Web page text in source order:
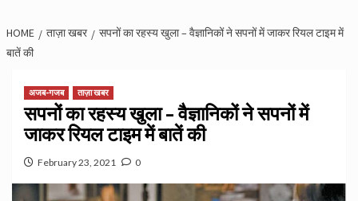
HOME ताज़ा खबर
सपनों का रहस्य खुला – वैज्ञानिकों ने सपनों में जाकर रियल टाइम में
बातें की
अजब-गजब ताज़ा खबर
सपनों का रहस्य खुला – वैज्ञानिकों ने सपनों में
जाकर रियल टाइम में बातें की
February 23, 2021 0